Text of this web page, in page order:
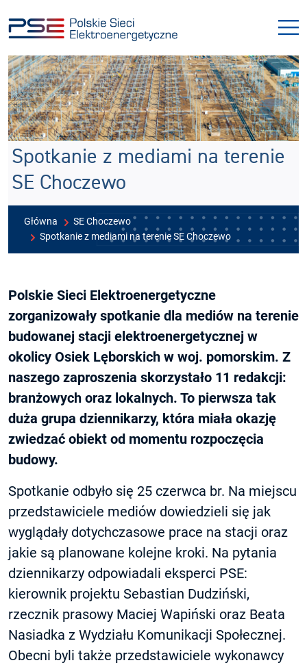
do
menu
do
treści
Spotkanie z mediami na terenie
SE Choczewo
Główna
SE Choczewo
Spotkanie z mediami na terenie SE Choczewo
Polskie Sieci Elektroenergetyczne
zorganizowały spotkanie dla mediów na terenie
budowanej stacji elektroenergetycznej w
okolicy Osiek Lęborskich w woj. pomorskim. Z
naszego zaproszenia skorzystało 11 redakcji:
branżowych oraz lokalnych. To pierwsza tak
duża grupa dziennikarzy, która miała okazję
zwiedzać obiekt od momentu rozpoczęcia
budowy.
Spotkanie odbyło się 25 czerwca br. Na miejscu
przedstawiciele mediów dowiedzieli się jak
wyglądały dotychczasowe prace na stacji oraz
jakie są planowane kolejne kroki. Na pytania
dziennikarzy odpowiadali eksperci PSE:
kierownik projektu Sebastian Dudziński,
rzecznik prasowy Maciej Wapiński oraz Beata
Nasiadka z Wydziału Komunikacji Społecznej.
Obecni byli także przedstawiciele wykonawcy